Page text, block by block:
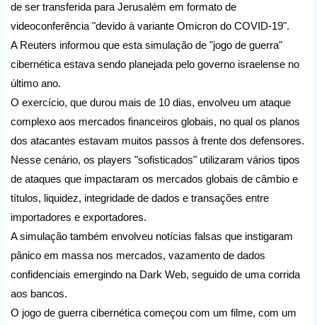
de ser transferida para Jerusalém em formato de
videoconferência "devido à variante Omicron do COVID-19".
A Reuters informou que esta simulação de "jogo de guerra"
cibernética estava sendo planejada pelo governo israelense no
último ano.
O exercício, que durou mais de 10 dias, envolveu um ataque
complexo aos mercados financeiros globais, no qual os planos
dos atacantes estavam muitos passos à frente dos defensores.
Nesse cenário, os players "sofisticados" utilizaram vários tipos
de ataques que impactaram os mercados globais de câmbio e
títulos, liquidez, integridade de dados e transações entre
importadores e exportadores.
A simulação também envolveu notícias falsas que instigaram
pânico em massa nos mercados, vazamento de dados
confidenciais emergindo na Dark Web, seguido de uma corrida
aos bancos.
O jogo de guerra cibernética começou com um filme, com um